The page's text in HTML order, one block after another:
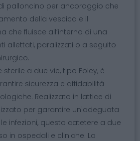
palloncino per ancoraggio che
della vescica e il
che fluisce all’interno di una
allettati, paralizzati o a seguito
a due vie, tipo Foley, è
sicurezza e affidabilità
Realizzato in lattice di
per garantire un'adeguata
infezioni, questo catetere a due
in ospedali e cliniche. La